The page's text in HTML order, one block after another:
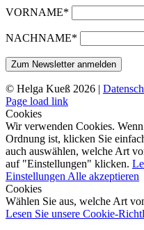
VORNAME*
NACHNAME*
© Helga Kueß 2026 |
Page load link
Cookies
Wir verwenden Cookies.
Ordnung ist, klicken Sie
auch auswählen, welche Art
auf "Einstellungen" klicken.
Einstellungen Alle akzeptieren
Cookies
Wählen Sie aus, welche Art
Lesen Sie unsere Cookie-